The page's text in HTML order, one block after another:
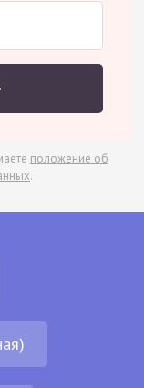
положение об
.